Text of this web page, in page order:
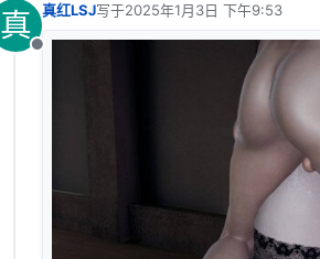
真
离线
真红LSJ写于2025年1月3日 下午9:53
最后由 编辑